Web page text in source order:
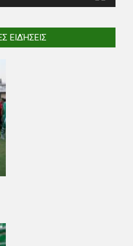
ΕΙΔΉΣΕΙΣ